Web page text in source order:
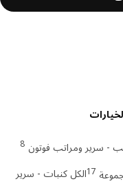
ومراتب فوتون
17الكل كنبات - سرير